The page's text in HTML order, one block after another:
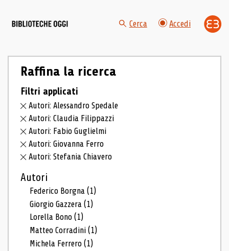
Cerca Accedi
Raffina la ricerca
Filtri applicati
Autori: Alessandro Spedale
Autori: Claudia Filippazzi
Autori: Fabio Guglielmi
Autori: Giovanna Ferro
Autori: Stefania Chiavero
Autori
Federico Borgna(1)
Giorgio Gazzera(1)
Lorella Bono(1)
Matteo Corradini(1)
Michela Ferrero(1)